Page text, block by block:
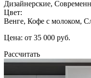
Дизайнерские,
Цвет:
Венге, Кофе с молоком,
Цена: от 35 000 руб.
Рассчитать